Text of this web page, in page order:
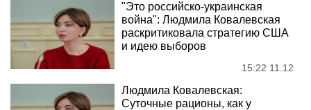
"Это российско-украинская
война": Людмила Ковалевская
раскритиковала стратегию США
и идею выборов
15:22 11.12
Людмила Ковалевская:
Суточные рационы, как у